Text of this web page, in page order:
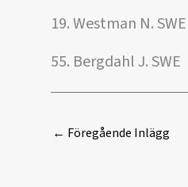
19. Westman N. SWE
55. Bergdahl J. SWE
← Föregående Inlägg